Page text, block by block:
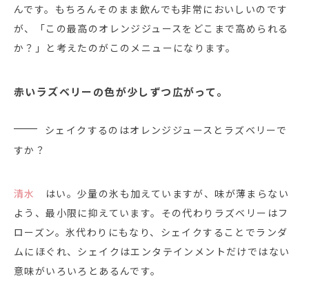
んです。もちろんそのまま飲んでも非常においしいのです
が、「この最高のオレンジジュースをどこまで高められる
か？」と考えたのがこのメニューになります。
赤いラズベリーの色が少しずつ広がって。
シェイクするのはオレンジジュースとラズベリーで
すか？
清水
はい。少量の氷も加えていますが、味が薄まらない
よう、最小限に抑えています。その代わりラズベリーはフ
ローズン。氷代わりにもなり、シェイクすることでランダ
ムにほぐれ、シェイクはエンタテインメントだけではない
意味がいろいろとあるんです。